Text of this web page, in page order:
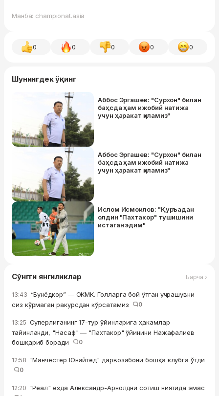
Манба: championat.asia
0 0 0 0 0
Шунингдек ўқинг
Аббос Эргашев: "Сурхон" билан
баҳсда ҳам ижобий натижа
учун ҳаракат қиламиз"
Аббос Эргашев: "Сурхон" билан
баҳсда ҳам ижобий натижа
учун ҳаракат қиламиз"
Ислом Исмоилов: "Қуръадан
олдин "Пахтакор" тушишини
истаган эдим"
Сўнгги янгиликлар Барча ›
13:43 “Бунёдкор” — ОКМК. Голларга бой ўтган учрашувни
сиз кўрмаган ракурсдан кўрсатамиз
0
13:25 Суперлиганинг 17-тур ўйинларига ҳакамлар
тайинланди, "Насаф" — "Пахтакор" ўйинини Нажафалиев
бошқариб боради
0
12:58 "Манчестер Юнайтед" дарвозабони бошқа клубга ўтди
0
12:20 "Реал" ёзда Александр-Арнолдни сотиш ниятида эмас